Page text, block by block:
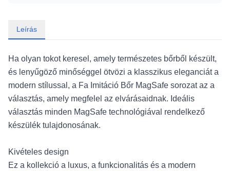
Leírás
Ha olyan tokot keresel, amely természetes bőrből készült,
és lenyűgöző minőséggel ötvözi a klasszikus eleganciát a
modern stílussal, a Fa Imitáció Bőr MagSafe sorozat az a
választás, amely megfelel az elvárásaidnak. Ideális
választás minden MagSafe technológiával rendelkező
készülék tulajdonosának.
Kivételes design
Ez a kollekció a luxus, a funkcionalitás és a modern